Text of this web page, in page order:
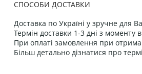
СПОСОБИ ДОСТАВКИ
Доставка по Україні у зручне для
Термін доставки 1-3 дні з моменту
При оплаті замовлення при
Більш детально дізнатися про